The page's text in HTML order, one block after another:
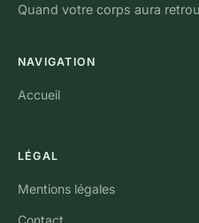
Quand votre corps aura
NAVIGATION
Accueil
LÉGAL
Mentions légales
Contact